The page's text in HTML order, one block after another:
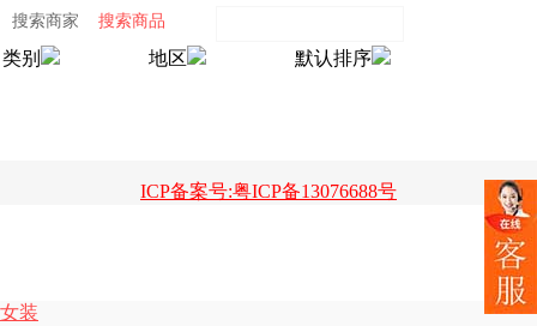
搜索商家 搜索商品
类别 地区 默认排序
ICP备案号:粤ICP备13076688号
女装